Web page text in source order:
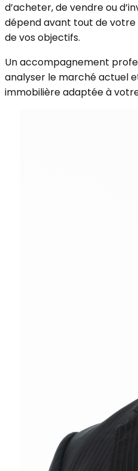
d’acheter, de vendre ou
dépend avant tout de
de vos objectifs.
Un accompagnement
analyser le marché actuel
immobilière adaptée à